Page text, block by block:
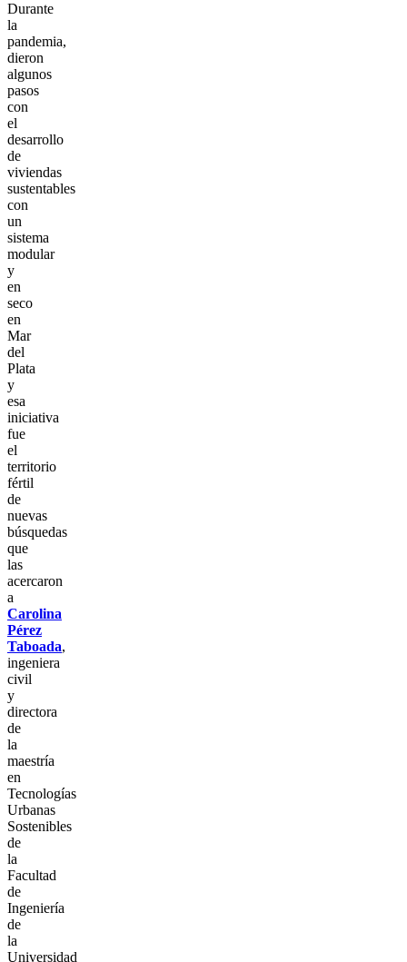
Durante
la
pandemia,
dieron
algunos
pasos
con
el
desarrollo
de
viviendas
sustentables
con
un
sistema
modular
y
en
seco
en
Mar
del
Plata
y
esa
iniciativa
fue
el
territorio
fértil
de
nuevas
búsquedas
que
las
acercaron
a
Carolina
Pérez
Taboada,
ingeniera
civil
y
directora
de
la
maestría
en
Tecnologías
Urbanas
Sostenibles
de
la
Facultad
de
Ingeniería
de
la
Universidad